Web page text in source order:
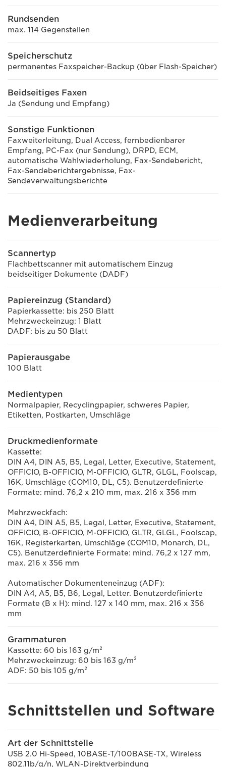
Rundsenden
max. 114 Gegenstellen
Speicherschutz
permanentes Faxspeicher-Backup (über Flash-Speicher)
Beidseitiges Faxen
Ja (Sendung und Empfang)
Sonstige Funktionen
Faxweiterleitung, Dual Access, fernbedienbarer
Empfang, PC-Fax (nur Sendung), DRPD, ECM,
automatische Wahlwiederholung, Fax-Sendebericht,
Fax-Sendeberichtergebnisse, Fax-
Sendeverwaltungsberichte
Medienverarbeitung
Scannertyp
Flachbettscanner mit automatischem Einzug
beidseitiger Dokumente (DADF)
Papiereinzug (Standard)
Papierkassette: bis 250 Blatt
Mehrzweckeinzug: 1 Blatt
DADF: bis zu 50 Blatt
Papierausgabe
100 Blatt
Medientypen
Normalpapier, Recyclingpapier, schweres Papier,
Etiketten, Postkarten, Umschläge
Druckmedienformate
Kassette:
DIN A4, DIN A5, B5, Legal, Letter, Executive, Statement,
OFFICIO, B-OFFICIO, M-OFFICIO, GLTR, GLGL, Foolscap,
16K, Umschläge (COM10, DL, C5). Benutzerdefinierte
Formate: mind. 76,2 x 210 mm, max. 216 x 356 mm
Mehrzweckfach:
DIN A4, DIN A5, B5, Legal, Letter, Executive, Statement,
OFFICIO, B-OFFICIO, M-OFFICIO, GLTR, GLGL, Foolscap,
16K, Registerkarten, Umschläge (COM10, Monarch, DL,
C5). Benutzerdefinierte Formate: mind. 76,2 x 127 mm,
max. 216 x 356 mm
Automatischer Dokumenteneinzug (ADF):
DIN A4, A5, B5, B6, Legal, Letter. Benutzerdefinierte
Formate (B x H): mind. 127 x 140 mm, max. 216 x 356
mm
Grammaturen
Kassette: 60 bis 163 g/m²
Mehrzweckeinzug: 60 bis 163 g/m²
ADF: 50 bis 105 g/m²
Schnittstellen und Software
Art der Schnittstelle
USB 2.0 Hi-Speed, 10BASE-T/100BASE-TX, Wireless
802.11b/g/n, WLAN-Direktverbindung